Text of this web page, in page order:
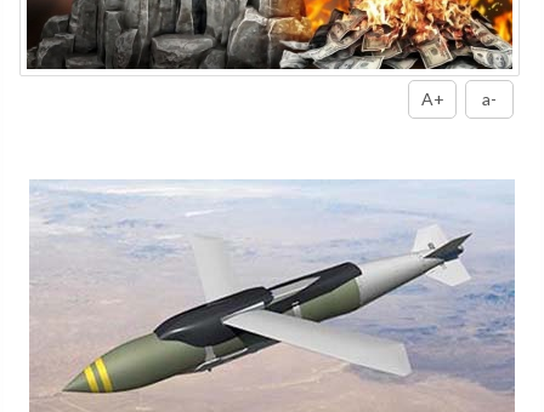
A+ a-